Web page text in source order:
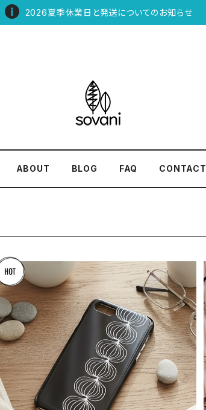
2026夏季休業日と発送についてのお知らせ
ABOUT BLOG FAQ CONTACT